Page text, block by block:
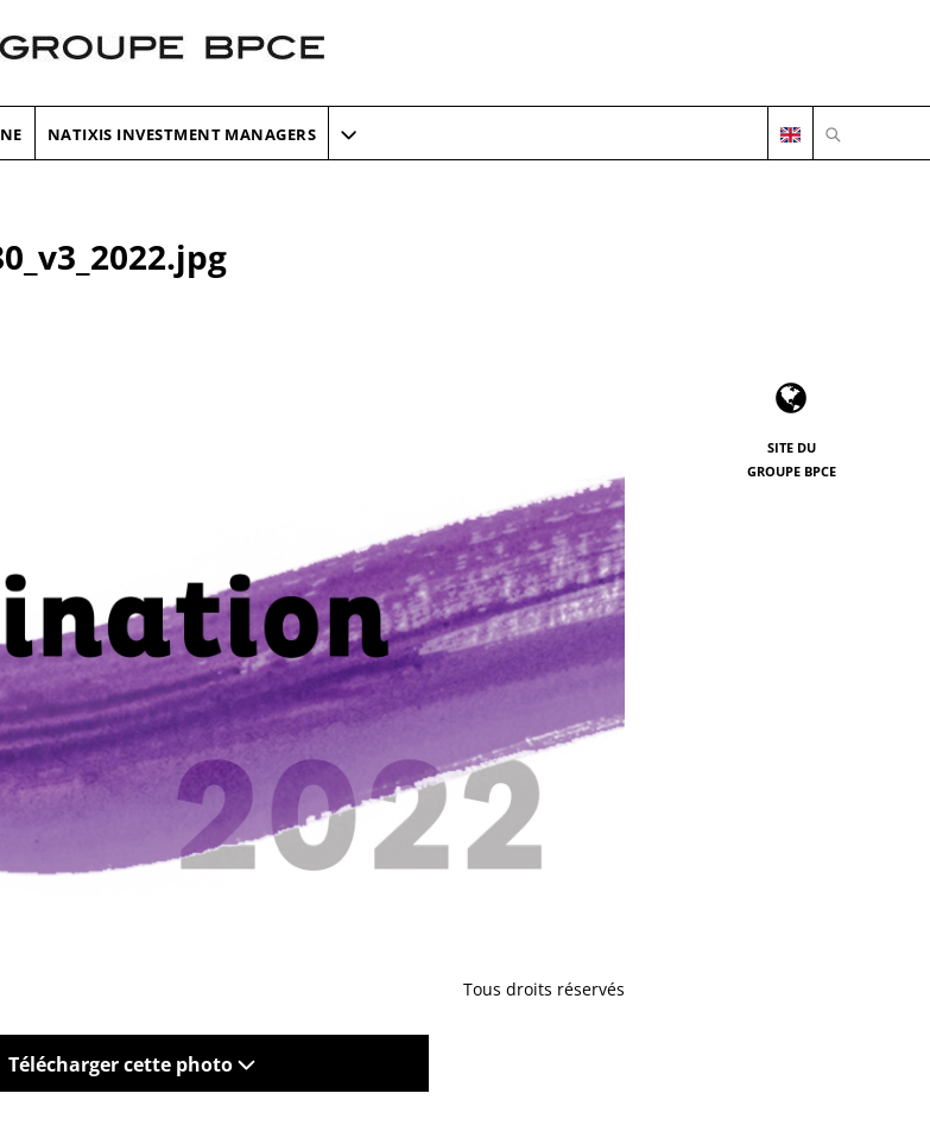
NATIXIS INVESTMENT MANAGERS OUVRIR LA
SITE DU
GROUPE BPCE
Tous droits réservés
Télécharger cette photo